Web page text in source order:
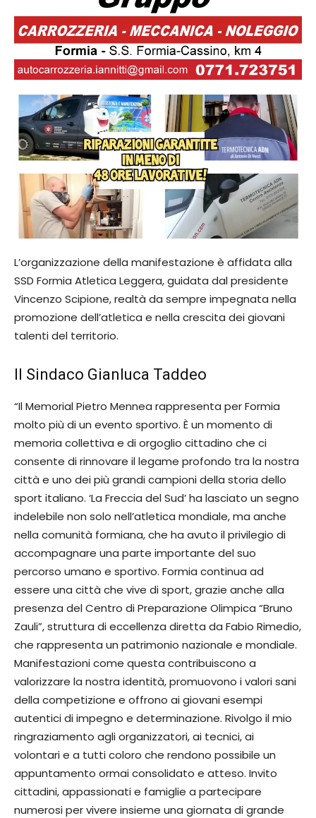
L’organizzazione della manifestazione è affidata alla
SSD Formia Atletica Leggera, guidata dal presidente
Vincenzo Scipione, realtà da sempre impegnata nella
promozione dell’atletica e nella crescita dei giovani
talenti del territorio.
Il Sindaco Gianluca Taddeo
“Il Memorial Pietro Mennea rappresenta per Formia
molto più di un evento sportivo. È un momento di
memoria collettiva e di orgoglio cittadino che ci
consente di rinnovare il legame profondo tra la nostra
città e uno dei più grandi campioni della storia dello
sport italiano. ‘La Freccia del Sud’ ha lasciato un segno
indelebile non solo nell’atletica mondiale, ma anche
nella comunità formiana, che ha avuto il privilegio di
accompagnare una parte importante del suo
percorso umano e sportivo. Formia continua ad
essere una città che vive di sport, grazie anche alla
presenza del Centro di Preparazione Olimpica “Bruno
Zauli”, struttura di eccellenza diretta da Fabio Rimedio,
che rappresenta un patrimonio nazionale e mondiale.
Manifestazioni come questa contribuiscono a
valorizzare la nostra identità, promuovono i valori sani
della competizione e offrono ai giovani esempi
autentici di impegno e determinazione. Rivolgo il mio
ringraziamento agli organizzatori, ai tecnici, ai
volontari e a tutti coloro che rendono possibile un
appuntamento ormai consolidato e atteso. Invito
cittadini, appassionati e famiglie a partecipare
numerosi per vivere insieme una giornata di grande